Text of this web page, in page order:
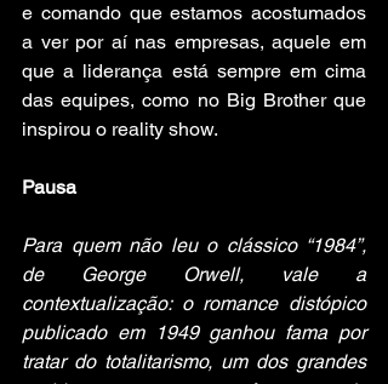
e comando que estamos acostumados
a ver por aí nas empresas, aquele em
que a liderança está sempre em cima
das equipes, como no Big Brother que
inspirou o reality show.
Pausa
Para quem não leu o clássico “1984”,
de George Orwell, vale a
contextualização: o romance distópico
publicado em 1949 ganhou fama por
tratar do totalitarismo, um dos grandes